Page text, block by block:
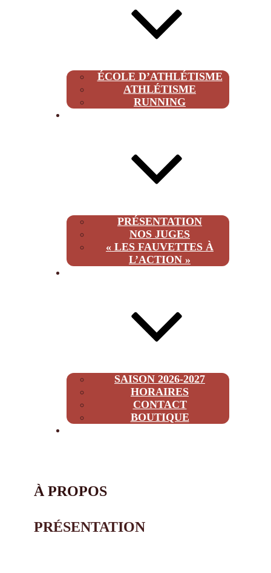
ÉCOLE D’ATHLÉTISME
ATHLÉTISME
RUNNING
PRÉSENTATION
NOS JUGES
« LES FAUVETTES À
L’ACTION »
SAISON 2026-2027
HORAIRES
CONTACT
BOUTIQUE
À PROPOS
PRÉSENTATION